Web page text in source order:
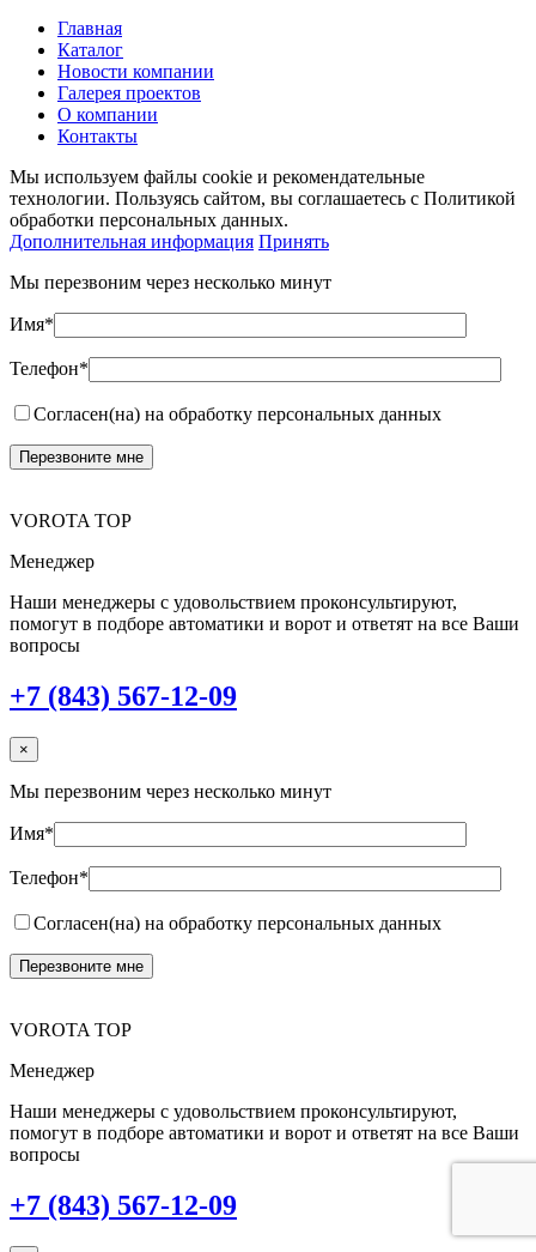
Главная
Каталог
Новости компании
Галерея проектов
О компании
Контакты
Мы используем файлы cookie и рекомендательные
технологии. Пользуясь сайтом, вы соглашаетесь с Политикой
обработки персональных данных.
Дополнительная информация Принять
Мы перезвоним через несколько минут
Имя*
Телефон*
Согласен(на) на обработку персональных данных
VOROTA TOP
Менеджер
Наши менеджеры с удовольствием проконсультируют,
помогут в подборе автоматики и ворот и ответят на все Ваши
вопросы
+7 (843) 567-12-09
×
Мы перезвоним через несколько минут
Имя*
Телефон*
Согласен(на) на обработку персональных данных
VOROTA TOP
Менеджер
Наши менеджеры с удовольствием проконсультируют,
помогут в подборе автоматики и ворот и ответят на все Ваши
вопросы
+7 (843) 567-12-09